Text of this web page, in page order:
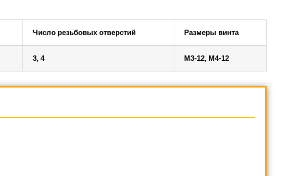
Число резьбовых отверстий Размеры винта
3, 4 M3-12, M4-12